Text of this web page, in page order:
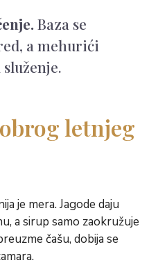
Baza se
a mehurići
letnjeg
je mera. Jagode daju
a sirup samo zaokružuje
čašu, dobija se